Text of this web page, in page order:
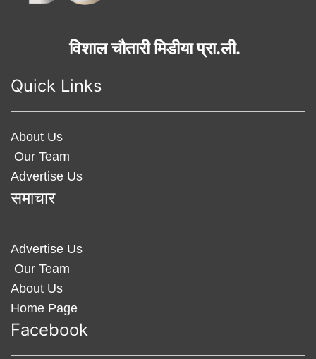
विशाल चौतारी मिडीया प्रा.ली.
Quick Links
About Us
Our Team
Advertise Us
समाचार
Advertise Us
Our Team
About Us
Home Page
Facebook